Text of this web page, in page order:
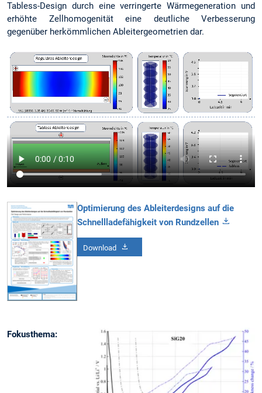
Tabless-Design durch eine verringerte Wärmegeneration und
erhöhte Zellhomogenität eine deutliche Verbesserung
gegenüber herkömmlichen Ableitergeometrien dar.
Optimierung des Ableiterdesigns auf die
Schnellladefähigkeit von Rundzellen
Download
Fokusthema: